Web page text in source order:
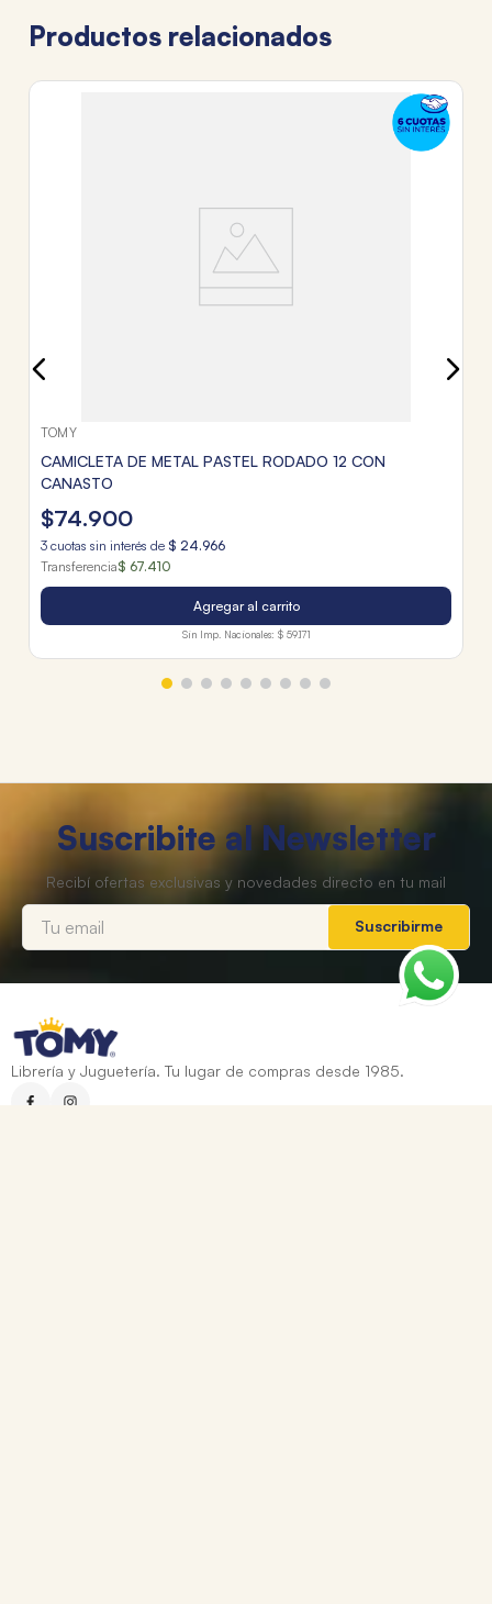
Productos relacionados
TOMY
CAMICLETA DE METAL PASTEL RODADO 12 CON
CANASTO
$74.900
3 cuotas sin interés de $ 24.966
Transferencia$ 67.410
Agregar al carrito
Sin Imp. Nacionales: $ 59.171
Suscribite al Newsletter
Suscribirme
Librería y Juguetería. Tu lugar de compras desde 1985.